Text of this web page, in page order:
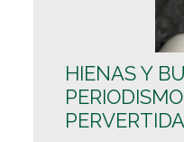
HIENAS Y